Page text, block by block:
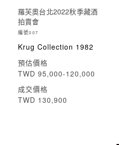
羅芙奧台北2022秋季藏酒
拍賣會
編號007
Krug Collection 1982
預估價格
TWD 95,000-120,000
成交價格
TWD 130,900